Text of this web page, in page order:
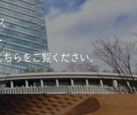
らをご覧ください。